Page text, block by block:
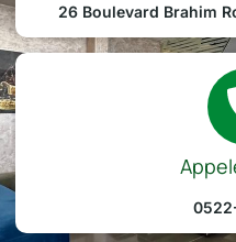
26 Boulevard Brahim